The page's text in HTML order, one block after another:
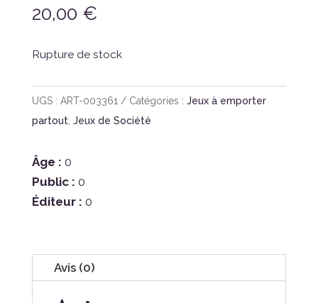
20,00 €
Rupture de stock
UGS : ART-003361 Catégories : Jeux à emporter
partout, Jeux de Société
Âge : 0
Public : 0
Éditeur : 0
Avis (0)